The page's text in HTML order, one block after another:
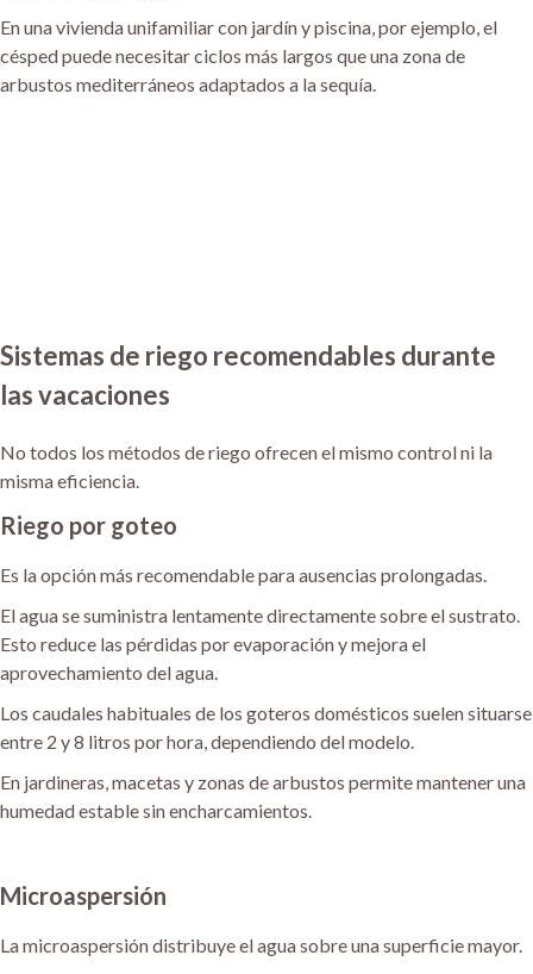
En una vivienda unifamiliar con jardín y piscina, por ejemplo, el
césped puede necesitar ciclos más largos que una zona de
arbustos mediterráneos adaptados a la sequía.
Sistemas de riego recomendables durante
las vacaciones
No todos los métodos de riego ofrecen el mismo control ni la
misma eficiencia.
Riego por goteo
Es la opción más recomendable para ausencias prolongadas.
El agua se suministra lentamente directamente sobre el sustrato.
Esto reduce las pérdidas por evaporación y mejora el
aprovechamiento del agua.
Los caudales habituales de los goteros domésticos suelen situarse
entre 2 y 8 litros por hora, dependiendo del modelo.
En jardineras, macetas y zonas de arbustos permite mantener una
humedad estable sin encharcamientos.
Microaspersión
La microaspersión distribuye el agua sobre una superficie mayor.